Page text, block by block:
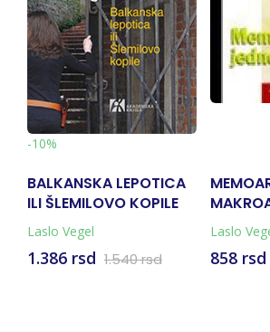
-10%
BALKANSKA LEPOTICA
ILI ŠLEMILOVO KOPILE
Laslo Vegel
1.386 rsd 1.540 rsd
Laslo
858 rsd